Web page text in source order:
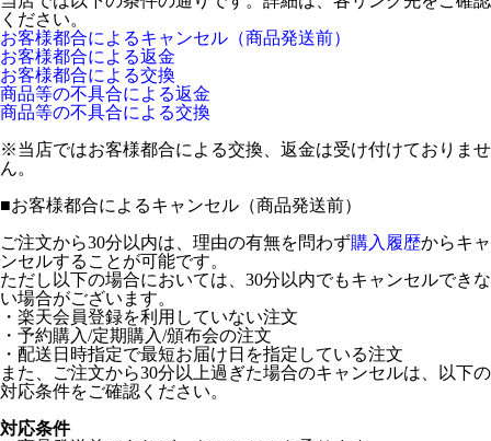
ください。
お客様都合によるキャンセル（商品発送前）
お客様都合による返金
お客様都合による交換
商品等の不具合による返金
商品等の不具合による交換
※当店ではお客様都合による交換、返金は受け付けておりませ
ん。
■お客様都合によるキャンセル（商品発送前）
ご注文から30分以内は、理由の有無を問わず購入履歴からキャ
ンセルすることが可能です。
ただし以下の場合においては、30分以内でもキャンセルできな
い場合がございます。
・楽天会員登録を利用していない注文
・予約購入/定期購入/頒布会の注文
・配送日時指定で最短お届け日を指定している注文
また、ご注文から30分以上過ぎた場合のキャンセルは、以下の
対応条件をご確認ください。
対応条件